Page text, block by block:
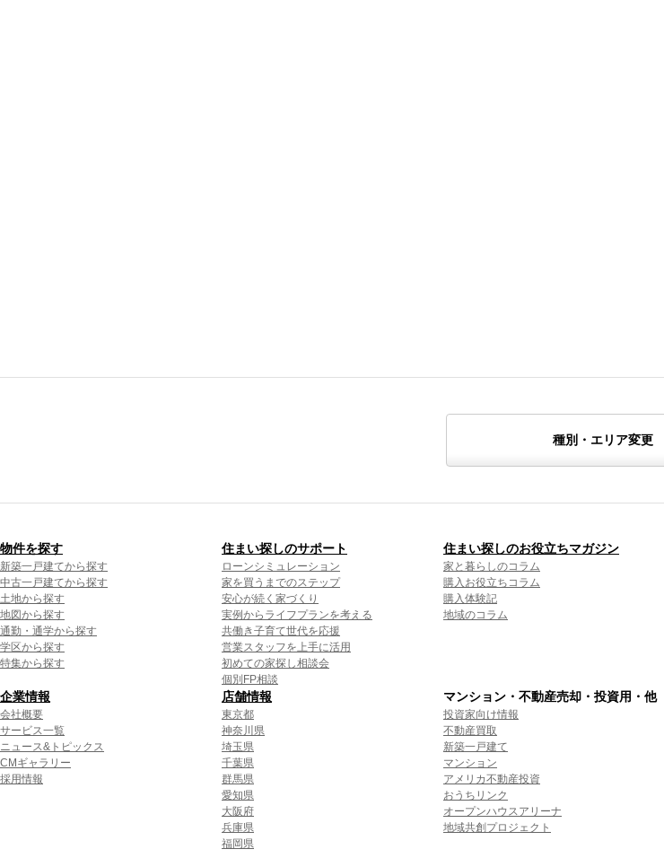
種別・エリア変更
物件を探す
新築一戸建てから探す
中古一戸建てから探す
土地から探す
地図から探す
通勤・通学から探す
学区から探す
特集から探す
住まい探しのサポート
ローンシミュレーション
家を買うまでのステップ
安心が続く家づくり
実例からライフプランを考える
共働き子育て世代を応援
営業スタッフを上手に活用
初めての家探し相談会
個別FP相談
住まい探しのお役立ちマガジン
家と暮らしのコラム
購入お役立ちコラム
購入体験記
地域のコラム
企業情報
会社概要
サービス一覧
ニュース&トピックス
CMギャラリー
採用情報
店舗情報
東京都
神奈川県
埼玉県
千葉県
群馬県
愛知県
大阪府
兵庫県
福岡県
マンション・不動産売却・投資用・他
投資家向け情報
不動産買取
新築一戸建て
マンション
アメリカ不動産投資
おうちリンク
オープンハウスアリーナ
地域共創プロジェクト